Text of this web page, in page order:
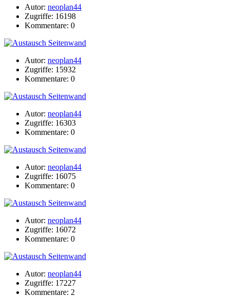
Autor: neoplan44
Zugriffe: 16198
Kommentare: 0
Autor: neoplan44
Zugriffe: 15932
Kommentare: 0
Autor: neoplan44
Zugriffe: 16303
Kommentare: 0
Autor: neoplan44
Zugriffe: 16075
Kommentare: 0
Autor: neoplan44
Zugriffe: 16072
Kommentare: 0
Autor: neoplan44
Zugriffe: 17227
Kommentare: 2